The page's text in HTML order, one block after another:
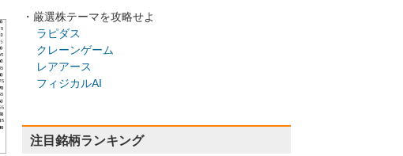
・厳選株テーマを攻略せよ
ラピダス
クレーンゲーム
レアアース
フィジカルAI
注目銘柄ランキング